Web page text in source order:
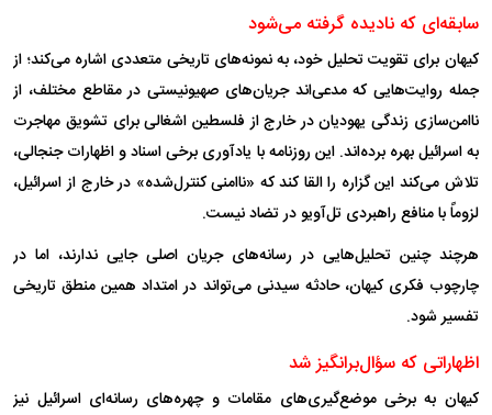
سابقه‌ای که نادیده گرفته می‌شود
کیهان برای تقویت تحلیل خود، به نمونه‌های تاریخی متعددی اشاره می‌کند؛ از
جمله روایت‌هایی که مدعی‌اند جریان‌های صهیونیستی در مقاطع مختلف، از
ناامن‌سازی زندگی یهودیان در خارج از فلسطین اشغالی برای تشویق مهاجرت
به اسرائیل بهره برده‌اند. این روزنامه با یادآوری برخی اسناد و اظهارات جنجالی،
تلاش می‌کند این گزاره را القا کند که «ناامنی کنترل‌شده» در خارج از اسرائیل،
لزوماً با منافع راهبردی تل‌آویو در تضاد نیست.
هرچند چنین تحلیل‌هایی در رسانه‌های جریان اصلی جایی ندارند، اما در
چارچوب فکری کیهان، حادثه سیدنی می‌تواند در امتداد همین منطق تاریخی
تفسیر شود.
اظهاراتی که سؤال‌برانگیز شد
کیهان به برخی موضع‌گیری‌های مقامات و چهره‌های رسانه‌ای اسرائیل نیز